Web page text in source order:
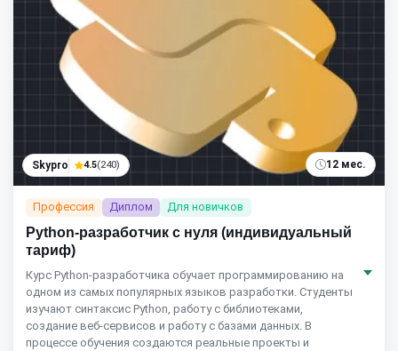
Skypro 4.5(240) 12 мес.
Профессия Диплом Для новичков
Python-разработчик с нуля (индивидуальный
тариф)
Курс Python‑разработчика обучает программированию на
одном из самых популярных языков разработки. Студенты
изучают синтаксис Python, работу с библиотеками,
создание веб‑сервисов и работу с базами данных. В
процессе обучения создаются реальные проекты и